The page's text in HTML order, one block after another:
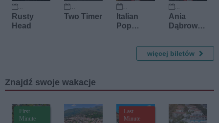
1 października 2026
Rusty
Head
1 października 2026
Two Timer 9 października 2026
Italian
Pop
Cover
Bocelli
26 listopada 2026
Ania
Dąbrowsk
więcej biletów
Znajdź swoje wakacje
First
Minute
Last
Minute